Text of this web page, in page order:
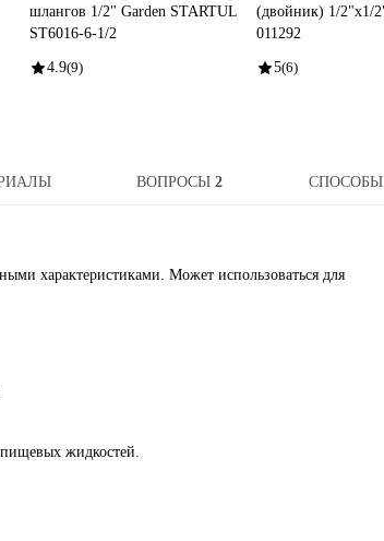
шлангов 1/2" Garden STARTUL
ST6016-6-1/2
4.9(9)
(двойник) 1/
011292
5(6)
ВОПРОСЫ2
характеристиками. Может использоваться для
пищевых жидкостей.